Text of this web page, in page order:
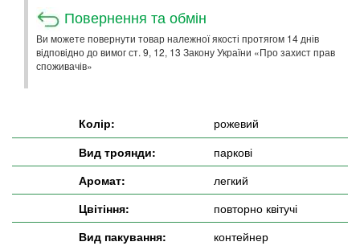
Повернення та обмін
Ви можете повернути товар належної якості протягом 14 днів
відповідно до вимог ст. 9, 12, 13 Закону України «Про захист прав
споживачів»
Колір:
рожевий
Вид троянди:
паркові
Аромат:
легкий
Цвітіння:
повторно квітучі
Вид пакування:
контейнер